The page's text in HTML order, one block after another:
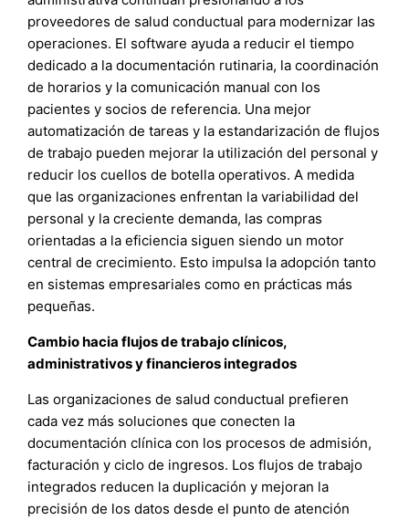
proveedores de salud conductual para modernizar las
operaciones. El software ayuda a reducir el tiempo
dedicado a la documentación rutinaria, la coordinación
de horarios y la comunicación manual con los
pacientes y socios de referencia. Una mejor
automatización de tareas y la estandarización de flujos
de trabajo pueden mejorar la utilización del personal y
reducir los cuellos de botella operativos. A medida
que las organizaciones enfrentan la variabilidad del
personal y la creciente demanda, las compras
orientadas a la eficiencia siguen siendo un motor
central de crecimiento. Esto impulsa la adopción tanto
en sistemas empresariales como en prácticas más
pequeñas.
Cambio hacia flujos de trabajo clínicos,
administrativos y financieros integrados
Las organizaciones de salud conductual prefieren
cada vez más soluciones que conecten la
documentación clínica con los procesos de admisión,
facturación y ciclo de ingresos. Los flujos de trabajo
integrados reducen la duplicación y mejoran la
precisión de los datos desde el punto de atención